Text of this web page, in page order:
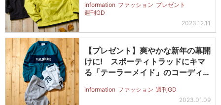
information ファッション プレゼント
週刊GD
2023.12.11
【プレゼント】爽やかな新年の幕開
けに! スポーティトラッドにキマ
る「テーラーメイド」のコーディネ
information ファッション 週刊GD
2023.01.09